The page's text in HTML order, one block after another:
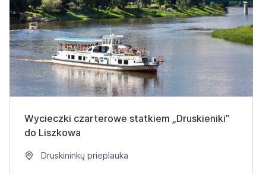
Wycieczki czarterowe statkiem „Druskieniki”
do Liszkowa
Druskininkų prieplauka